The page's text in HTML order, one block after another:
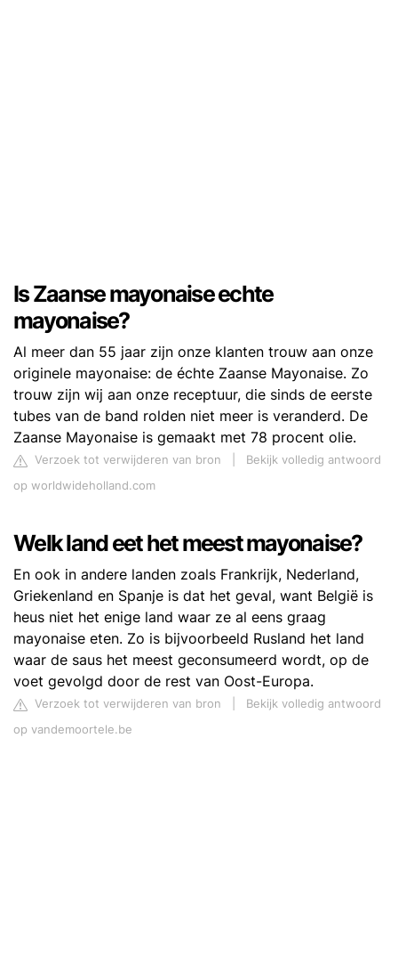
Is Zaanse mayonaise echte
mayonaise?
Al meer dan 55 jaar zijn onze klanten trouw aan onze
originele mayonaise: de échte Zaanse Mayonaise. Zo
trouw zijn wij aan onze receptuur, die sinds de eerste
tubes van de band rolden niet meer is veranderd. De
Zaanse Mayonaise is gemaakt met 78 procent olie.
Verzoek tot verwijderen van bron
Bekijk volledig antwoord
op worldwideholland.com
Welk land eet het meest mayonaise?
En ook in andere landen zoals Frankrijk, Nederland,
Griekenland en Spanje is dat het geval, want België is
heus niet het enige land waar ze al eens graag
mayonaise eten. Zo is bijvoorbeeld Rusland het land
waar de saus het meest geconsumeerd wordt, op de
voet gevolgd door de rest van Oost-Europa.
Verzoek tot verwijderen van bron
Bekijk volledig antwoord
op vandemoortele.be